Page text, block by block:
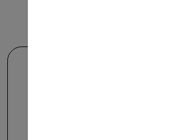
להכנס לשוק ההון